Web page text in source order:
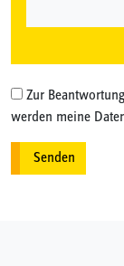
Zur
werden meine